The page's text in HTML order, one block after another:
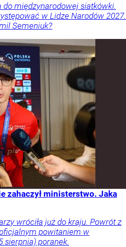
międzynarodowej siatkówki.
w Lidze Narodów 2027.
Semeniuk?
zahaczył ministerstwo. Jaka
wróciła już do kraju. Powrót z
powitaniem w
sierpnia) poranek.